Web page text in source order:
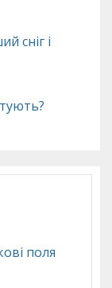
сніг і
поля